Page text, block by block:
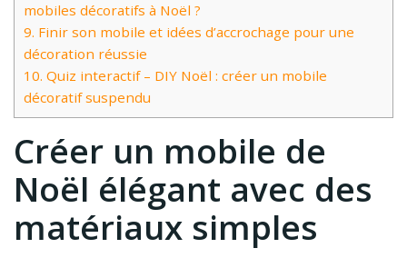
mobiles décoratifs à Noël ?
9. Finir son mobile et idées d’accrochage pour une
décoration réussie
10. Quiz interactif – DIY Noël : créer un mobile
décoratif suspendu
Créer un mobile de
Noël élégant avec des
matériaux simples